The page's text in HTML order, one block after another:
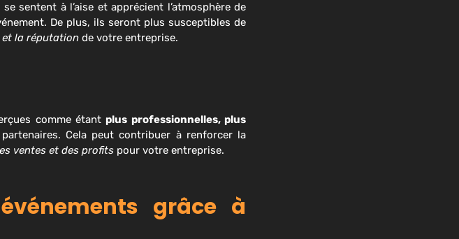
sentent à l’aise et apprécient l’atmosphère de
De plus, ils seront plus susceptibles de
la réputation de votre entreprise.
comme étantplus professionnelles, plus
Cela peut contribuer à renforcer la
ventes et des profits pour votre entreprise.
grâce à